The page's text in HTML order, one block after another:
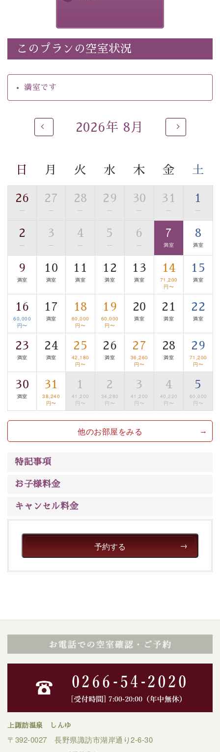
■お座敷風呂（大浴場）
温泉の成分に合わせ、防菌防カビの特殊素材の畳を使
※男性大浴場までのご移動には階段がございます。 予め
ご了承のほどお願いいたします。
貸切温泉風呂
（40分2000円）
眺望はございませんが、源泉掛け流しの温泉の質を楽し
■諏訪大社4社を巡る無料参拝バス
豊富な知識を持ったドライバー兼ガイドが諏訪大社をご
は【3日前まで】にお電話ください。
※交通規制などにより運行できない日がございます
※年末年始及び御柱祭前後は運行しておりません
以上がプラン内容です。
上諏訪温泉“しんゆ”なら諏訪大社など歴史ある諏訪の街
で心癒されます。
清らかな源泉、自然の恵みあるお食事、諏訪湖に包まれ
るお部屋、 大人のたしなみを感じていただける、美しく
癒される宿で贅沢に幸せのときを安心してお過ごしくだ
このプランの空室状況
満室です
2026年 8月
日 月 火 水 木 金 土
26
—
27
—
28
—
29
—
30
—
31
—
1
—
2
—
3
—
4
—
5
—
6
—
7
満室
8
満室
9
満室
10
満室
11
満室
12
満室
13
満室
14
71,200
円〜
15
満室
16
60,000
円〜
17
満室
18
60,000
円〜
19
60,000
円〜
20
満室
21
満室
22
満室
23
満室
24
満室
25
42,180
円〜
26
満室
27
36,260
円〜
28
満室
29
71,200
円〜
30
満室
31
38,240
円〜
1
41,200
円〜
2
34,280
円〜
3
41,200
円〜
4
40,220
円〜
5
60,000
円〜
他のお部屋をみる
特記事項
お子様料金
キャンセル料金
予約する
上諏訪温泉 しんゆ
〒392-0027 長野県諏訪市湖岸通り2-6-30